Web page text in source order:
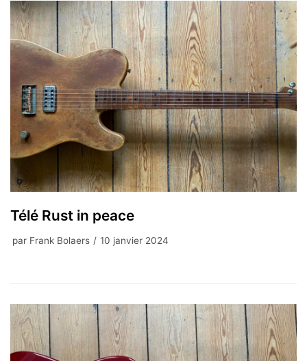
Télé Rust in peace
par Frank Bolaers 10 janvier 2024